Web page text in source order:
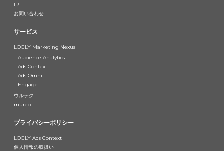
IR
お問い合わせ
サービス
LOGLY Marketing Nexus
Audience Analytics
Ads Context
Ads Omni
Engage
ウルテク
mureo
プライバシーポリシー
LOGLY Ads Context
個人情報の取扱い